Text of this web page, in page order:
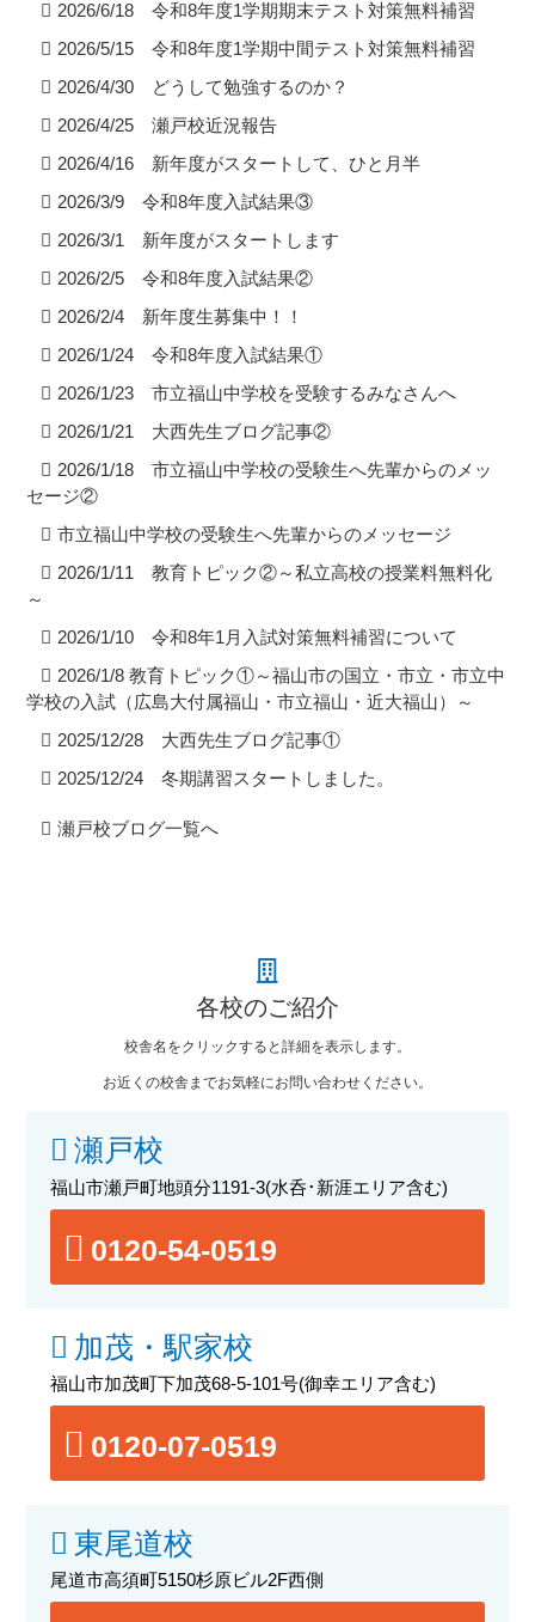
2026/6/18 令和8年度1学期期末テスト対策無料補習
2026/5/15 令和8年度1学期中間テスト対策無料補習
2026/4/30 どうして勉強するのか？
2026/4/25 瀬戸校近況報告
2026/4/16 新年度がスタートして、ひと月半
2026/3/9 令和8年度入試結果③
2026/3/1 新年度がスタートします
2026/2/5 令和8年度入試結果②
2026/2/4 新年度生募集中！！
2026/1/24 令和8年度入試結果①
2026/1/23 市立福山中学校を受験するみなさんへ
2026/1/21 大西先生ブログ記事②
2026/1/18 市立福山中学校の受験生へ先輩からのメッ
セージ②
市立福山中学校の受験生へ先輩からのメッセージ
2026/1/11 教育トピック②～私立高校の授業料無料化
～
2026/1/10 令和8年1月入試対策無料補習について
2026/1/8 教育トピック①～福山市の国立・市立・市立中
学校の入試（広島大付属福山・市立福山・近大福山）～
2025/12/28 大西先生ブログ記事①
2025/12/24 冬期講習スタートしました。
瀬戸校ブログ一覧へ
各校のご紹介
校舎名をクリックすると詳細を表示します。
お近くの校舎までお気軽にお問い合わせください。
瀬戸校
福山市瀬戸町地頭分1191-3(水呑･新涯エリア含む)
0120-54-0519
加茂・駅家校
福山市加茂町下加茂68-5-101号(御幸エリア含む)
0120-07-0519
東尾道校
尾道市高須町5150杉原ビル2F西側